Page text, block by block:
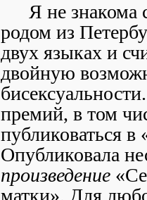
Я не знакома
родом из
двух языках и
двойную
премий, в том
публиковаться
Опубликовала
произведение
матки». Для